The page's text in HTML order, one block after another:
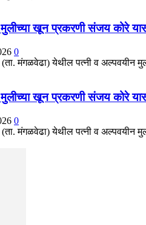
खून प्रकरणी संजय कोरे यास
0
(ता. मंगळवेढा) येथील पत्नी व अल्पवयीन
खून प्रकरणी संजय कोरे यास
0
(ता. मंगळवेढा) येथील पत्नी व अल्पवयीन